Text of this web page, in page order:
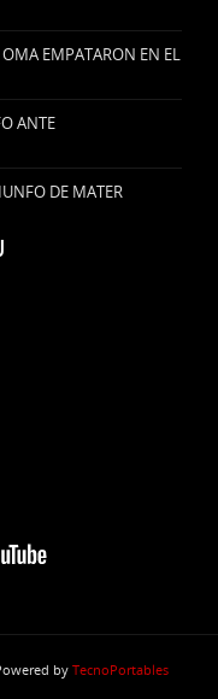
EMPATARON EN EL
ANTE
DE MATER
by TecnoPortables